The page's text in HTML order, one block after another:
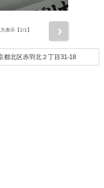
表示【1/1】
都北区赤羽北２丁目31-18